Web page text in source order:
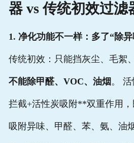
器 vs 传统初效过滤
1. 净化功能不一样：多了“除
传统初效：只能挡灰尘、毛絮
不能除甲醛、VOC、油烟。
拦截+活性炭吸附**双重作用
吸附异味、甲醛、苯、氨、油